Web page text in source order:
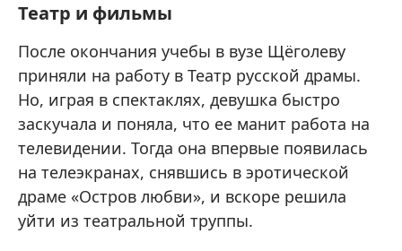
Театр и фильмы
После окончания учебы в вузе Щёголеву
приняли на работу в Театр русской драмы.
Но, играя в спектаклях, девушка быстро
заскучала и поняла, что ее манит работа на
телевидении. Тогда она впервые появилась
на телеэкранах, снявшись в эротической
драме «Остров любви», и вскоре решила
уйти из театральной труппы.